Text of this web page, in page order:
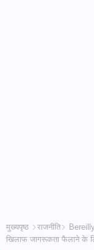
मुख्यपृष्ठ राजनीति
खिलाफ जागरूकता फैलाने के